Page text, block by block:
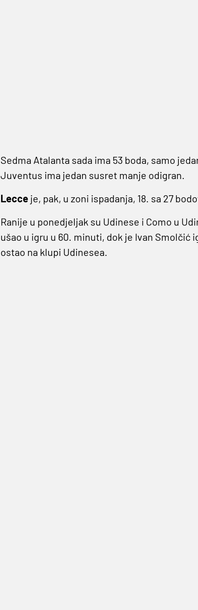
Sedma Atalanta sada ima 53 boda, samo
Juventus ima jedan susret manje odigran.
Lecce je, pak, u zoni ispadanja, 18. sa 27
Ranije u ponedjeljak su Udinese i Como u
ušao u igru u 60. minuti, dok je Ivan Smolčić
ostao na klupi Udinesea.